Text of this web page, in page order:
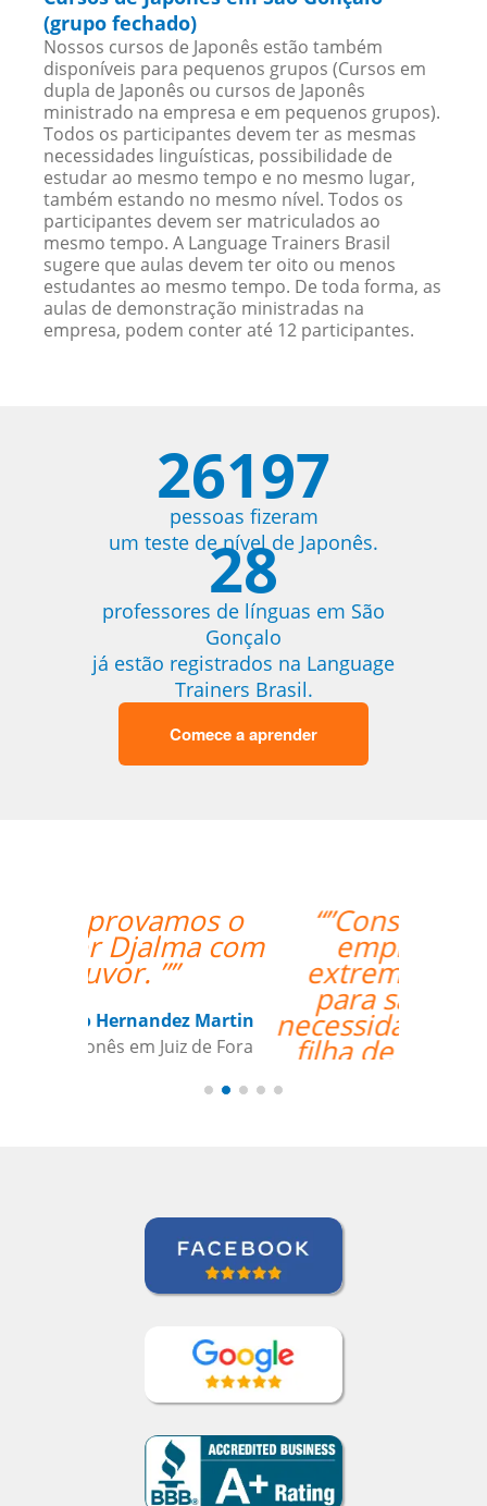
(grupo fechado)
Nossos cursos de Japonês estão também
disponíveis para pequenos grupos (Cursos em
dupla de Japonês ou cursos de Japonês
ministrado na empresa e em pequenos grupos).
Todos os participantes devem ter as mesmas
necessidades linguísticas, possibilidade de
estudar ao mesmo tempo e no mesmo lugar,
também estando no mesmo nível. Todos os
participantes devem ser matriculados ao
mesmo tempo. A Language Trainers Brasil
sugere que aulas devem ter oito ou menos
estudantes ao mesmo tempo. De toda forma, as
aulas de demonstração ministradas na
empresa, podem conter até 12 participantes.
26197
pessoas fizeram
um teste de nível de Japonês.
28
professores de línguas em São
Gonçalo
já estão registrados na Language
Trainers Brasil.
Comece a aprender
“”Considero a sua
empresa a ser
extremamente útil
para satisfazer as
necessidades da minha
filha de 12 anos que
está aprendendo
japonês. Eu
Curso de Japonês em Nova York,
Executivo Sênior de Contas, PepsiCo